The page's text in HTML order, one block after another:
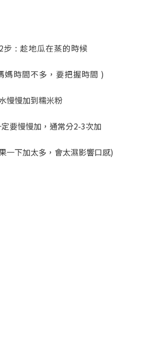
步 : 趁地瓜在蒸的時候
媽時間不多，要把握時間 )
慢慢加到糯米粉
要慢慢加，通常分2-3次加
一下加太多，會太濕影響口感)